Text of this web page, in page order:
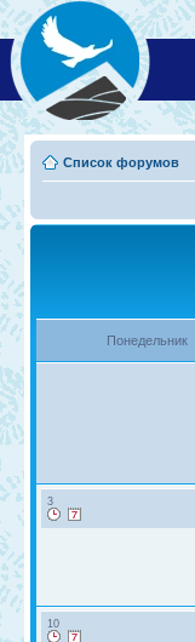
Список форумов
Понедельник
3
10